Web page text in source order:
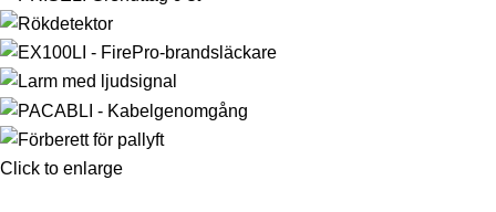
Click to enlarge